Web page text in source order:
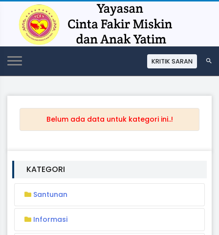
KRITIK SARAN
Belum ada data untuk kategori ini..!
KATEGORI
Santunan
Informasi